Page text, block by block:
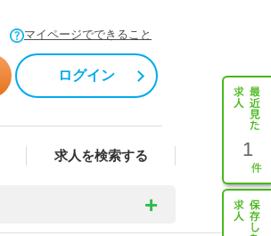
マイページでできること
ログイン
求人を検索する 1